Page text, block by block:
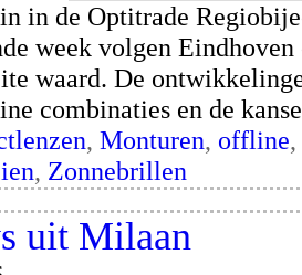
in de Optitrade
week volgen
waard. De
combinaties en de
, Monturen, offline,
, Zonnebrillen
uit Milaan